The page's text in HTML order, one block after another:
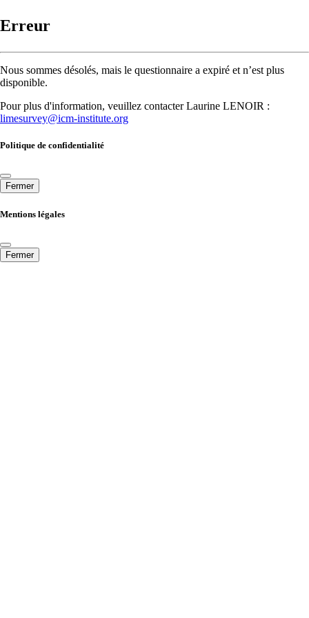
Erreur
Nous sommes désolés, mais le questionnaire a expiré et n’est plus
disponible.
Pour plus d'information, veuillez contacter Laurine LENOIR :
limesurvey@icm-institute.org
Politique de confidentialité
Fermer
Mentions légales
Fermer